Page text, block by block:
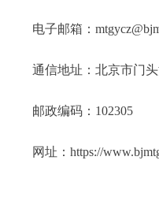
电子邮箱：
通信地址：北京市门
邮政编码： 102305
网址： https://